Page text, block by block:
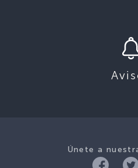
Únete a